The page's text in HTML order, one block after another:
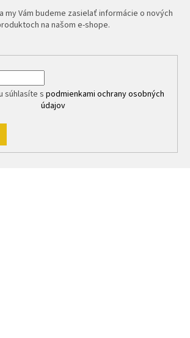
my Vám budeme zasielať informácie o nových
na našom e-shope.
súhlasíte spodmienkami ochrany osobných
údajov